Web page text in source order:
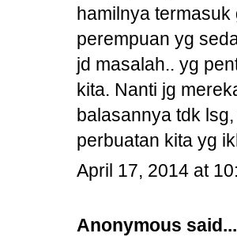
hamilnya
perempuan yg
jd masalah.. yg
kita. Nanti jg
balasannya tdk
perbuatan kita yg
April 17, 2014 at
Anonymous said...